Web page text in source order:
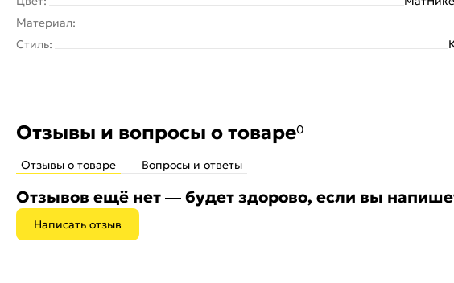
Материал:
Стиль:
Отзывы и вопросы о товаре0
Отзывы о товаре Вопросы и ответы
Отзывов ещё нет — будет здорово, если вы
Написать отзыв